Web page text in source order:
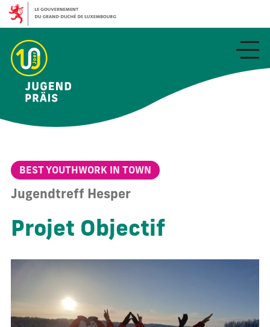
BEST YOUTHWORK IN TOWN
Jugendtreff Hesper
Projet Objectif